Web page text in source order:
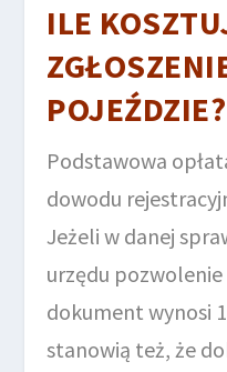
ILE
POJEŹDZIE?
Podstawowa
dowodu
Jeżeli w danej
urzędu
dokument wynosi
stanowią też, że